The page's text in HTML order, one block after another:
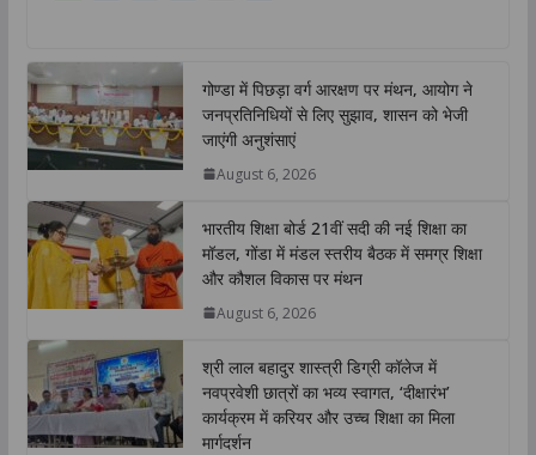
s
A
p
b
o
o
t
e
r
e
d
n
L
i
k
e
गोण्डा में पिछड़ा वर्ग आरक्षण पर मंथन, आयोग ने
जनप्रतिनिधियों से लिए सुझाव, शासन को भेजी
जाएंगी अनुशंसाएं
August 6, 2026
भारतीय शिक्षा बोर्ड 21वीं सदी की नई शिक्षा का
मॉडल, गोंडा में मंडल स्तरीय बैठक में समग्र शिक्षा
और कौशल विकास पर मंथन
August 6, 2026
श्री लाल बहादुर शास्त्री डिग्री कॉलेज में
नवप्रवेशी छात्रों का भव्य स्वागत, ‘दीक्षारंभ’
कार्यक्रम में करियर और उच्च शिक्षा का मिला
मार्गदर्शन